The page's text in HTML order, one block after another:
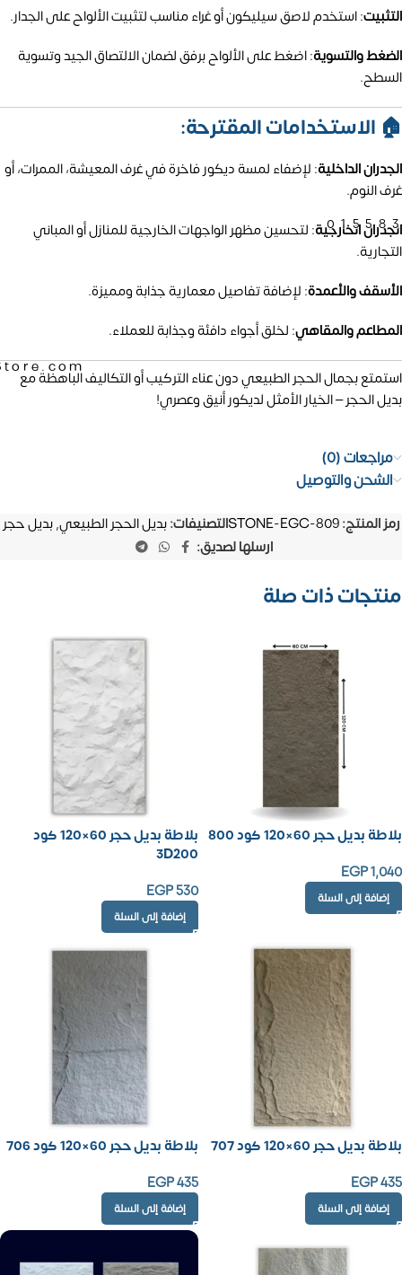
التثبيت:استخدم لاصق سيليكون أو غراء مناسب لتثبيت الألواح على الجدار.
الضغط والتسوية:اضغط على الألواح برفق لضمان الالتصاق الجيد وتسوية
السطح.
🏠 الاستخدامات المقترحة:
الجدران الداخلية: لإضفاء لمسة ديكور فاخرة في غرف المعيشة، الممرات، أو
غرف النوم.
الجدران الخارجية: لتحسين مظهر الواجهات الخارجية للمنازل أو المباني
التجارية.
الأسقف والأعمدة: لإضافة تفاصيل معمارية جذابة ومميزة.
المطاعم والمقاهي: لخلق أجواء دافئة وجذابة للعملاء.
استمتع بجمال الحجر الطبيعي دون عناء التركيب أو التكاليف الباهظة مع
بديل الحجر – الخيار الأمثل لديكور أنيق وعصري!
مراجعات (0)
الشحن والتوصيل
رمز المنتج:STONE-EGC-809التصنيفات:بديل الحجر الطبيعي,بديل حجر
ارسلها لصديق:
منتجات ذات صلة
بلاطة بديل حجر 60×120 كود 800
EGP1,040
إضافة إلى السلة
بلاطة بديل حجر 60×120 كود
3D200
EGP530
إضافة إلى السلة
بلاطة بديل حجر 60×120 كود 707
EGP435
إضافة إلى السلة
بلاطة بديل حجر 60×120 كود 706
EGP435
إضافة إلى السلة